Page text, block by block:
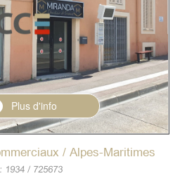
Plus d'info
/ Alpes-Maritimes
1934 / 725673